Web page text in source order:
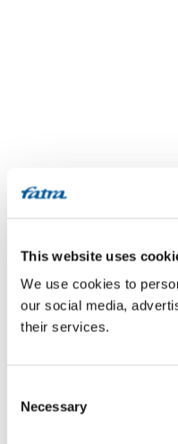
This website uses
We use cookies to
our social media,
their services.
Selection
Necessary